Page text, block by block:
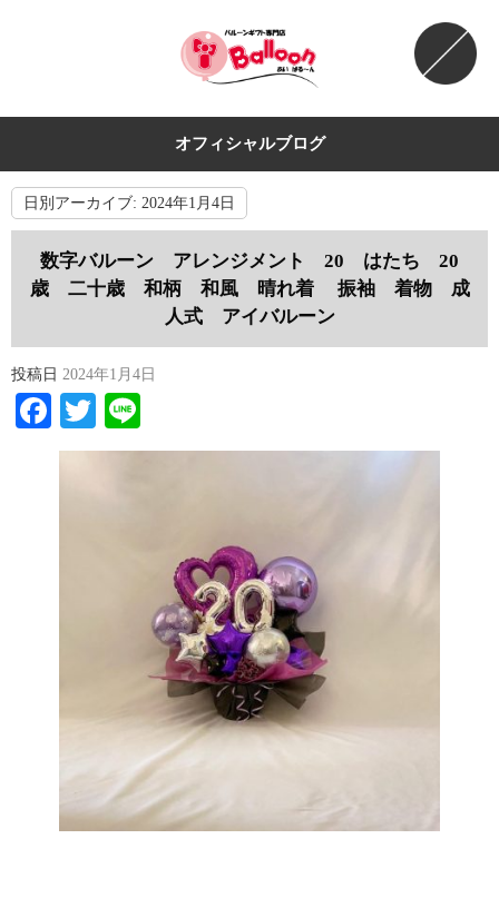
オフィシャルブログ
日別アーカイブ: 2024年1月4日
数字バルーン アレンジメント 20 はたち 20
歳 二十歳 和柄 和風 晴れ着 振袖 着物 成
人式 アイバルーン
投稿日 2024年1月4日
Facebook
Twitter